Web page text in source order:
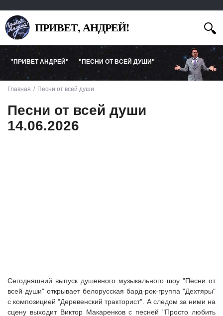
ПРИВЕТ, АНДРЕЙ!
"ПРИВЕТ АНДРЕЙ" "ПЕСНИ ОТ ВСЕЙ ДУШИ"
Главная Песни от всей души
Песни от всей души
14.06.2026
Сегодняшний выпуск душевного музыкального шоу "Песни от
всей души" открывает белорусская бард-рок-группа "Дехтяры"
с композицией "Деревенский тракторист". А следом за ними на
сцену выходит Виктор Макаренков с песней "Просто любить